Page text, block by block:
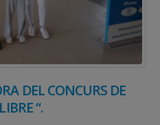
DEL CONCURS DE
“.